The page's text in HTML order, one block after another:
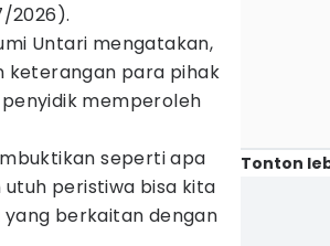
2026).
Untari mengatakan,
keterangan para pihak
memperoleh
seperti apa
peristiwa bisa kita
yang berkaitan dengan
Tonton